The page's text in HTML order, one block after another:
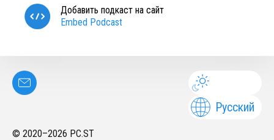
Добавить подкаст на сайт
Embed Podcast
Русский
© 2020–2026 PC.ST